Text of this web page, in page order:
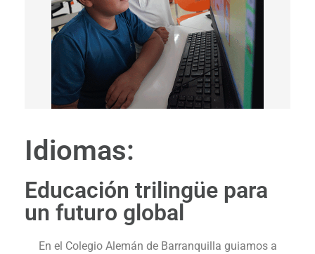
Idiomas:
Educación trilingüe para
un futuro global
En el Colegio Alemán de Barranquilla guiamos a